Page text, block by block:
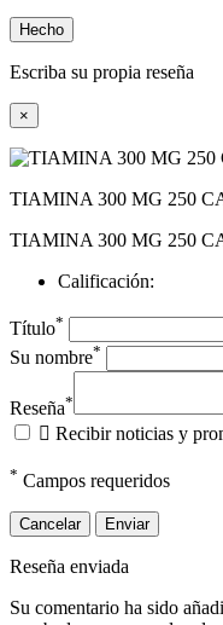
Hecho
Escriba su propia reseña
×
TIAMINA 300 MG 250
TIAMINA 300 MG 250
Calificación:
Título*
Su nombre*
Reseña*
 Recibir noticias y
* Campos requeridos
Cancelar Enviar
Reseña enviada
Su comentario ha sido